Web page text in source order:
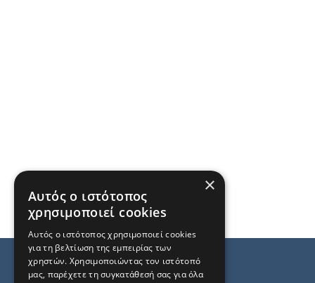
×
Αυτός ο ιστότοπος
χρησιμοποιεί cookies
Αυτός ο ιστότοπος χρησιμοποιεί cookies
για τη βελτίωση της εμπειρίας των
χρηστών. Χρησιμοποιώντας τον ιστότοπό
μας, παρέχετε τη συγκατάθεσή σας για όλα